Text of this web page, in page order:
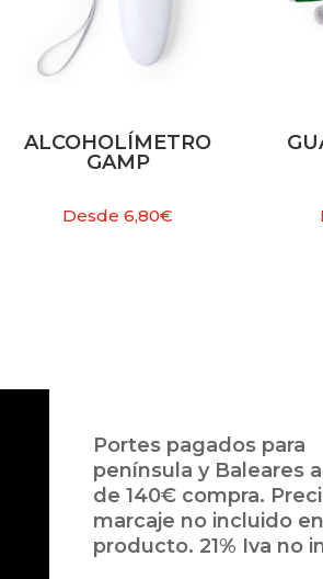
ALCOHOLÍMETRO
GAMP
Desde6,80€
Portes pagados para
península y Baleares
de 140€ compra.
marcaje no incluido en
producto. 21% Iva no